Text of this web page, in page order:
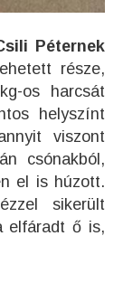
Péternek
része,
os harcsát
helyszínt
viszont
csónakból,
el is húzott.
sikerült
elfáradt ő is,